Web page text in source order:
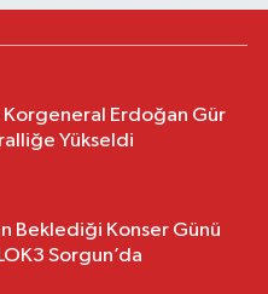
Korgeneral Erdoğan Gür
Yükseldi
Beklediği Konser Günü
Sorgun’da